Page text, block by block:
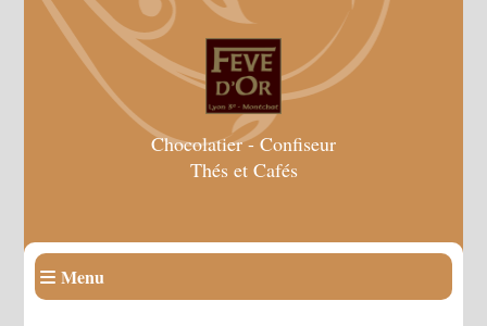
Chocolatier - Confiseur
Thés et Cafés
Menu